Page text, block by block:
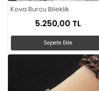
Kova Burcu Bileklik
5.250,00 TL
Sepete Ekle